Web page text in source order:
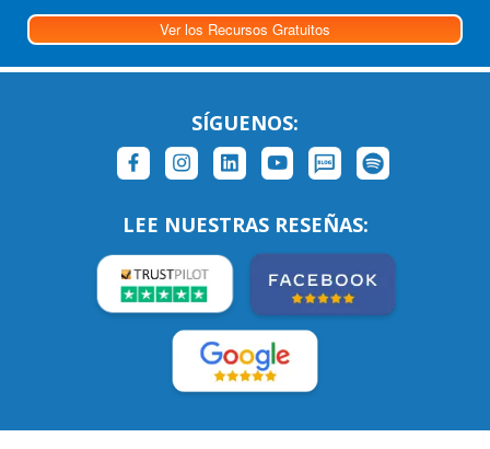
Ver los Recursos Gratuitos
SÍGUENOS:
LEE NUESTRAS RESEÑAS: